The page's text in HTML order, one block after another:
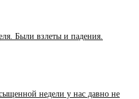
Были взлеты и падения.
недели у нас давно не